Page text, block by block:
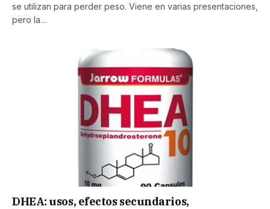
se utilizan para perder peso. Viene en varias presentaciones,
pero la…
DHEA: usos, efectos secundarios,